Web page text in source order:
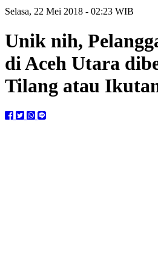
Selasa, 22 Mei 2018 - 02:23 WIB
Unik nih,
di Aceh Utara
Tilang atau